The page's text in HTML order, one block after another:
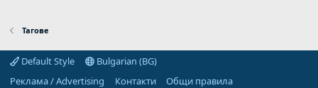
Тагове
Default Style
Bulgarian (BG)
Реклама / Advertising
Контакти
Общи правила